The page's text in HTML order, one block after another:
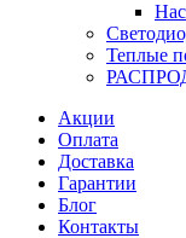
Теплые
Акции
Оплата
Доставка
Гарантии
Блог
Контакты